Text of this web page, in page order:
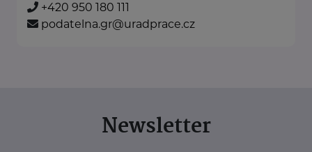
+420 950 180 111
podatelna.gr@uradprace.cz
Newsletter